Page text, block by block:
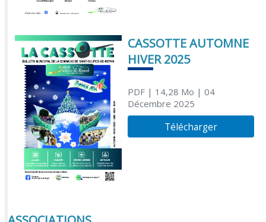
CASSOTTE AUTOMNE
HIVER 2025
PDF| 14,28 Mo | 04
Décembre 2025
Télécharger